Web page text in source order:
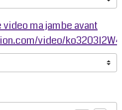
ma jambe avant
video/